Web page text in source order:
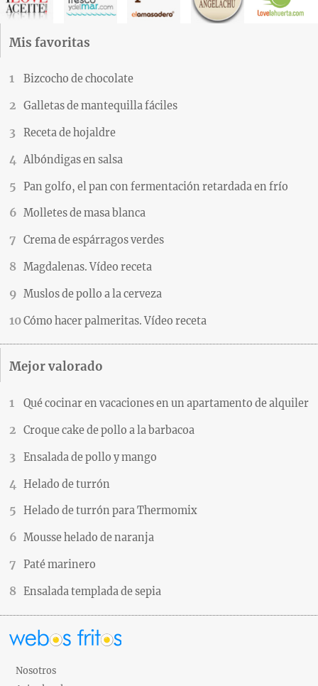
Mis favoritas
Bizcocho de chocolate
Galletas de mantequilla fáciles
Receta de hojaldre
Albóndigas en salsa
Pan golfo, el pan con fermentación retardada en frío
Molletes de masa blanca
Crema de espárragos verdes
Magdalenas. Vídeo receta
Muslos de pollo a la cerveza
Cómo hacer palmeritas. Vídeo receta
Mejor valorado
Qué cocinar en vacaciones en un apartamento de alquiler
Croque cake de pollo a la barbacoa
Ensalada de pollo y mango
Helado de turrón
Helado de turrón para Thermomix
Mousse helado de naranja
Paté marinero
Ensalada templada de sepia
Nosotros